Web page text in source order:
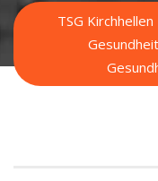
TSG Kirchhellen